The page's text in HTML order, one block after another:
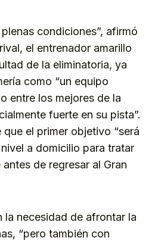
condiciones”, afirmó
el entrenador amarillo
de la eliminatoria, ya
como “un equipo
entre los mejores de la
fuerte en su pista”.
el primer objetivo “será
a domicilio para tratar
de regresar al Gran
la necesidad de afrontar la
“pero también con